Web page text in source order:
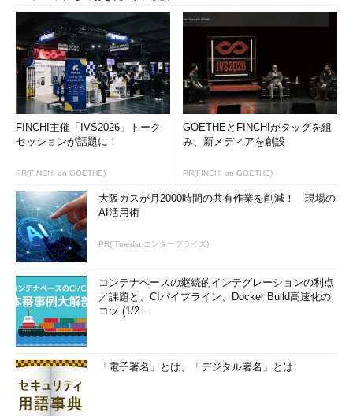
FINCHI主催「IVS2026」トーク
セッションが話題に！
PR(FINCHI on GOETHE)
GOETHEとFINCHIがタッグを組
み、新メディアを創設
PR(FINCHI on GOETHE)
大阪ガスが月2000時間の共有作業を削減！ 現場の
AI活用術
PR(ITmedia エンタープライズ)
コンテナベースの継続的インテグレーションの利点
／課題と、CIパイプライン、Docker Build高速化の
コツ (1/2...
「電子署名」とは、「デジタル署名」とは